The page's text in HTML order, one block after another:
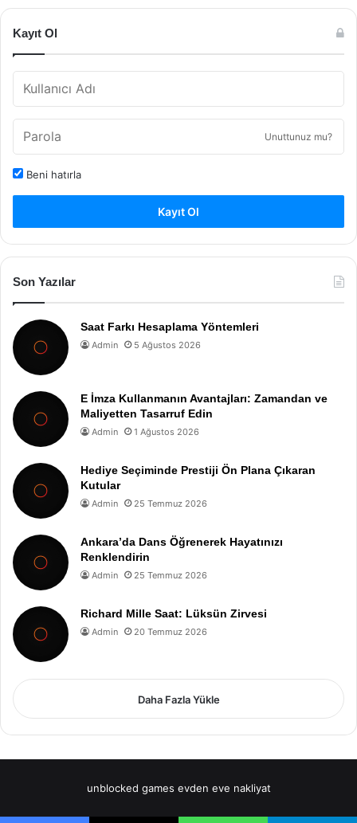
Kayıt Ol
Unuttunuz mu?
Beni hatırla
Kayıt Ol
Son Yazılar
Saat Farkı Hesaplama Yöntemleri
Admin 5 Ağustos 2026
E İmza Kullanmanın Avantajları: Zamandan ve
Maliyetten Tasarruf Edin
Admin 1 Ağustos 2026
Hediye Seçiminde Prestiji Ön Plana Çıkaran
Kutular
Admin 25 Temmuz 2026
Ankara’da Dans Öğrenerek Hayatınızı
Renklendirin
Admin 25 Temmuz 2026
Richard Mille Saat: Lüksün Zirvesi
Admin 20 Temmuz 2026
Daha Fazla Yükle
unblocked games evden eve nakliyat